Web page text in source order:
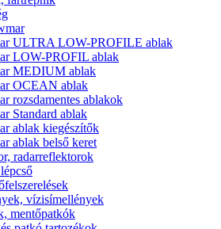
ULTRA LOW-PROFILE ablak
LOW-PROFIL ablak
MEDIUM ablak
OCEAN ablak
rozsdamentes ablakok
Standard ablak
ablak kiegészítők
ablak belső keret
radarreflektorok
vízisímellények
mentőpatkók